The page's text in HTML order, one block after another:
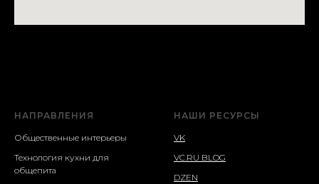
НАПРАВЛЕНИЯ
Общественные интерьеры
Технология кухни для
общепита
НАШИ РЕСУРСЫ
VK
VC.RU BLOG
DZEN